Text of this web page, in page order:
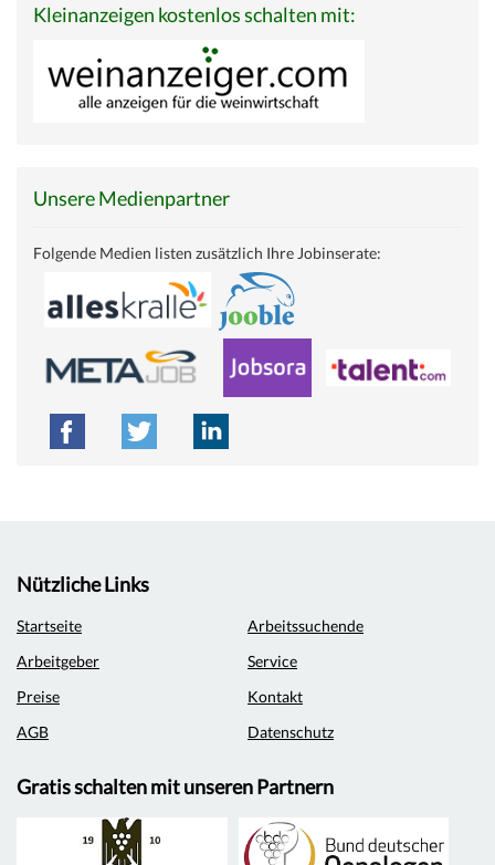
Kleinanzeigen kostenlos schalten mit:
Unsere Medienpartner
Folgende Medien listen zusätzlich Ihre Jobinserate:
Nützliche Links
Startseite
Arbeitssuchende
Arbeitgeber
Service
Preise
Kontakt
AGB
Datenschutz
Gratis schalten mit unseren Partnern